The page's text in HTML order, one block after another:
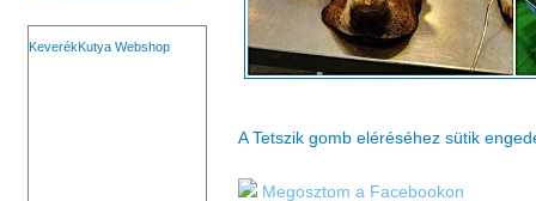
KeverékKutya Webshop
A Tetszik gomb eléréséhez sütik
Megosztom a Facebookon